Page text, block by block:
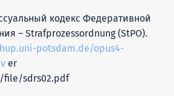
кодекс Федеративной
– Strafprozessordnung (StPO).
potsdam.de/opus4-
er
sdrs02.pdf